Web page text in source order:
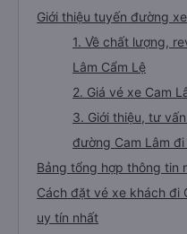
Giới thiệu tuyến đường
1. Về chất lượng,
Lâm Cẩm Lệ
2. Giá vé xe Cam
3. Giới thiệu, tư
đường Cam Lâm đi
Bảng tổng hợp thông tin
Cách đặt vé xe khách đi
uy tín nhất